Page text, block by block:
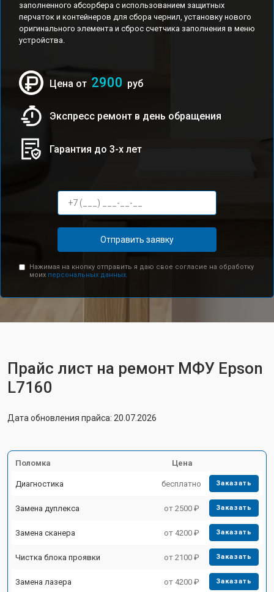
заполненного абсорбера с использованием защитных
перчаток и контейнеров для сбора чернил, установку нового
оригинального элемента и сброс счетчика заполнения в меню
устройства.
Цена от 2900 руб
Экспресс ремонт в день обращения
Гарантия до 3-х лет
Отправить заявку
Нажимая на кнопку отправить я даю свое согласие на обработку
моих персональных данных.
Прайс лист на ремонт МФУ Epson
L7160
Дата обновления прайса: 20.07.2026
Поломка Цена
Диагностика бесплатно Заказать
Замена дуплекса от 2500 ₽ Заказать
Замена сканера от 4200 ₽ Заказать
Чистка блока проявки от 2100 ₽ Заказать
Замена лазера от 4200 ₽ Заказать